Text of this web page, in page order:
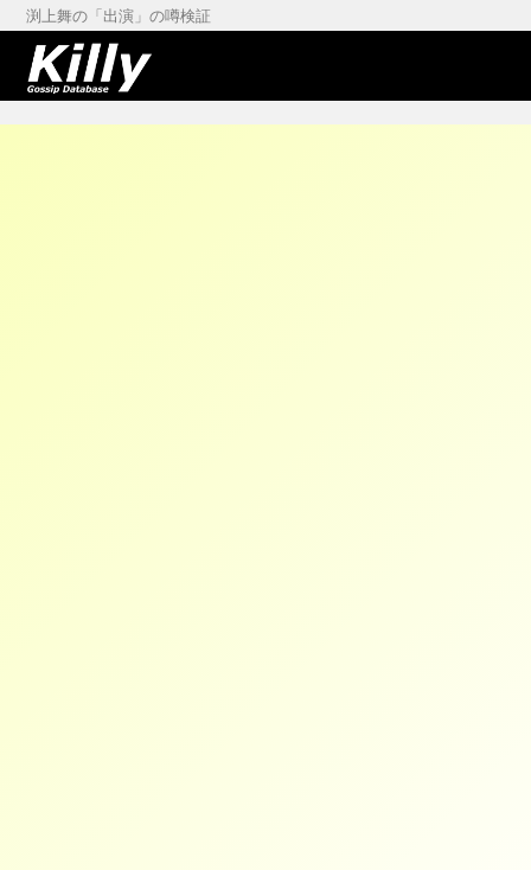
渕上舞の「出演」の噂検証